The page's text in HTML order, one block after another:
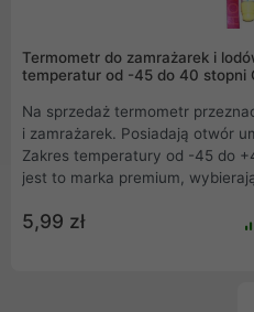
Termometr do zamrażarek i
temperatur od -45 do 40 stopni
Na sprzedaż termometr
i zamrażarek. Posiadają otwór
Zakres temperatury od -45 do
jest to marka premium,
produktów z działu AGD.
5,99 zł